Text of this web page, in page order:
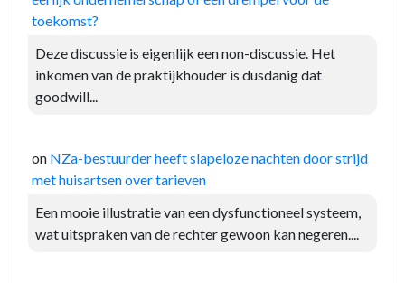
toekomst?
Deze discussie is eigenlijk een non-discussie. Het
inkomen van de praktijkhouder is dusdanig dat
goodwill...
on NZa-bestuurder heeft slapeloze nachten door strijd
met huisartsen over tarieven
Een mooie illustratie van een dysfunctioneel systeem,
wat uitspraken van de rechter gewoon kan negeren....